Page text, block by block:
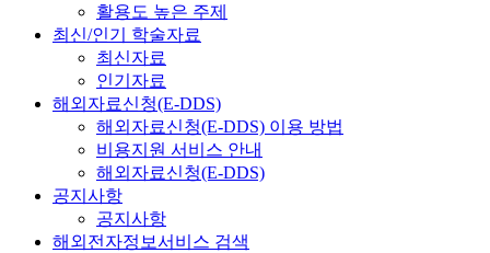
활용도 높은 주제
최신/인기 학술자료
최신자료
인기자료
해외자료신청(E-DDS)
해외자료신청(E-DDS) 이용 방법
비용지원 서비스 안내
해외자료신청(E-DDS)
공지사항
공지사항
해외전자정보서비스 검색